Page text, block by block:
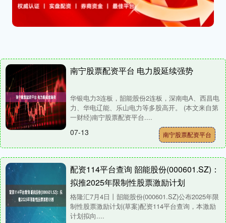
南宁股票配资平台 电力股延续强势
华银电力3连板，韶能股份2连板，深南电A、西昌电
力、华电辽能、乐山电力等多股高开。 (本文来自第
一财经)南宁股票配资平台....
07-13 南宁股票配资平台
配资114平台查询 韶能股份(000601.SZ)：
拟推2025年限制性股票激励计划
格隆汇7月4日丨韶能股份(000601.SZ)公布2025年限
制性股票激励计划(草案)配资114平台查询，本激励
计划拟向....